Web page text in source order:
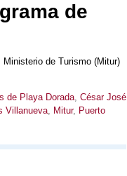
de
de Turismo (Mitur)
de Playa Dorada, César José
Villanueva, Mitur, Puerto